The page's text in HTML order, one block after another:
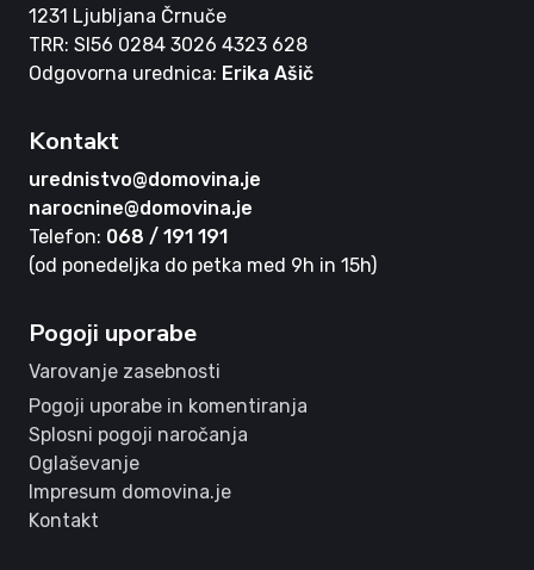
1231 Ljubljana Črnuče
TRR: SI56 0284 3026 4323 628
Odgovorna urednica: Erika Ašič
Kontakt
urednistvo@domovina.je
narocnine@domovina.je
Telefon: 068 / 191 191
(od ponedeljka do petka med 9h in 15h)
Pogoji uporabe
Varovanje zasebnosti
Pogoji uporabe in komentiranja
Splosni pogoji naročanja
Oglaševanje
Impresum domovina.je
Kontakt